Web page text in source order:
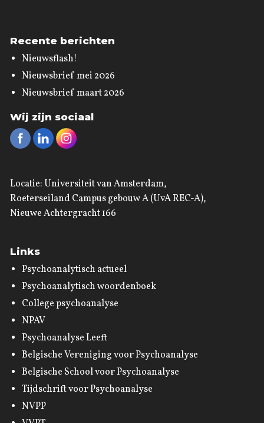
Recente berichten
Nieuwsflash!
Nieuwsbrief mei 2026
Nieuwsbrief maart 2026
Wij zijn sociaal
Locatie: Universiteit van Amsterdam,
Roeterseiland Campus gebouw A (UvA REC-A),
Nieuwe Achtergracht 166
Links
Psychoanalytisch actueel
Psychoanalytisch woordenboek
College psychoanalyse
NPAV
Psychoanalyse Leeft
Belgische Vereniging voor Psychoanalyse
Belgische School voor Psychoanalyse
Tijdschrift voor Psychoanalyse
NVPP